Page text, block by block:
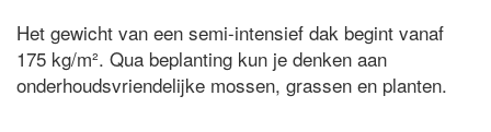
Het gewicht van een semi-intensief dak begint vanaf
175 kg/m². Qua beplanting kun je denken aan
onderhoudsvriendelijke mossen, grassen en planten.